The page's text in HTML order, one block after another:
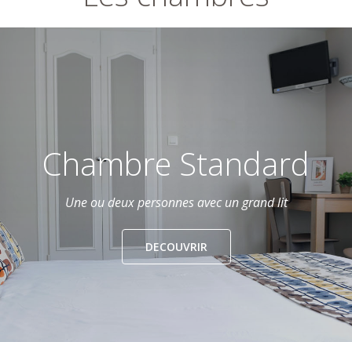
Chambre Standard
Une ou deux personnes avec un grand lit
DECOUVRIR